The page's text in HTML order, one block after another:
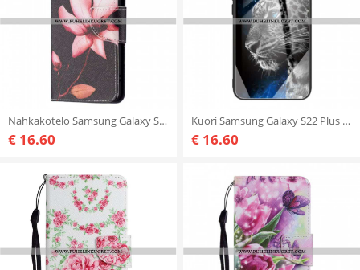
Nahkakotelo Samsung Galaxy S22 Plus 5G Vaaleanpunainen Kukka
€ 16.60
Kuori Samsung Galaxy S22 Plus 5G Kissan Kasvojen Karkaistu Lasi
€ 16.60